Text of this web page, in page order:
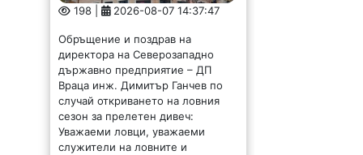
198 | 2026-08-07 14:37:47
Обръщение и поздрав на
директора на Северозападно
държавно предприятие – ДП
Враца инж. Димитър Ганчев по
случай откриването на ловния
сезон за прелетен дивеч:
Уважаеми ловци, уважаеми
служители на ловните и